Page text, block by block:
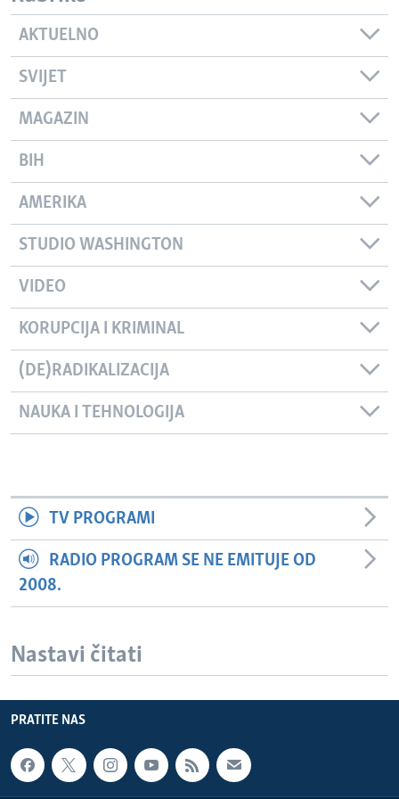
AKTUELNO
SVIJET
MAGAZIN
BIH
AMERIKA
STUDIO WASHINGTON
VIDEO
KORUPCIJA I KRIMINAL
(DE)RADIKALIZACIJA
NAUKA I TEHNOLOGIJA
TV PROGRAMI
RADIO PROGRAM SE NE EMITUJE OD
2008.
Nastavi čitati
PRATITE NAS